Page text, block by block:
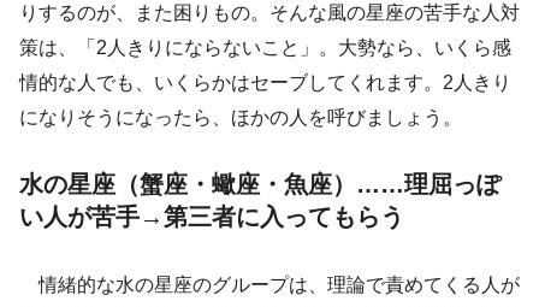
りするのが、また困りもの。そんな風の星座の苦手な人対
策は、「2人きりにならないこと」。大勢なら、いくら感
情的な人でも、いくらかはセーブしてくれます。2人きり
になりそうになったら、ほかの人を呼びましょう。
水の星座（蟹座・蠍座・魚座）……理屈っぽ
い人が苦手→第三者に入ってもらう
情緒的な水の星座のグループは、理論で責めてくる人が